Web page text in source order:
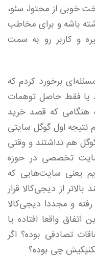
خوبی از محتوا، سئو،
باشه و برای مخاطب
و کاربر رو به سمت
برخورد کردم که
یا فقط حاصل توهمات
هنگامی که قصد خرید
نتیجه اول گوگل سایتی
هم نداشتند و وقتی
تخصصی در حوزه
یعنی سایت‌هایی که
از دیجی‌کالا قرار
و مجددا دیجی‌کالا
واقعا افتاده یا
تصادفی بوده؟ اگر
تکنیکیش چی بوده؟